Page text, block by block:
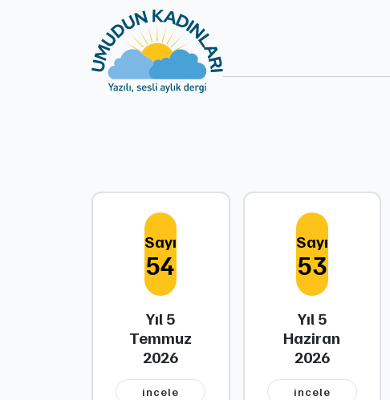
Sayı
54
Yıl 5
Temmuz
2026
i̇ncele
Sayı
53
Yıl 5
Haziran
2026
i̇ncele